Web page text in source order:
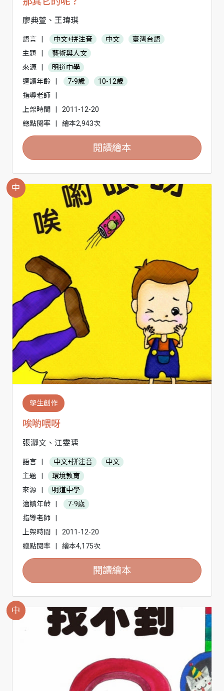
廖典萱、王瑋琪
語言 中文+拼注音 中文
臺灣台語
主題
藝術與人文
來源
明道中學
適讀年齡
7-9歲
10-12歲
指導老師
上架時間
2011-12-20
總點閱率
繪本2,943次
閱讀繪本
中
學生創作
唉喲喂呀
張瀞文、江雯瑀
語言 中文+拼注音
中文
主題
環境教育
來源
明道中學
適讀年齡
7-9歲
指導老師
上架時間
2011-12-20
總點閱率
繪本4,175次
閱讀繪本
中